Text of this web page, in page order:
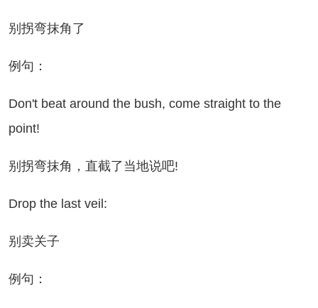
弯抹角了
：
beat around the bush, come straight to the
point!
弯抹角，直截了当地说吧!
the last veil:
关子
：